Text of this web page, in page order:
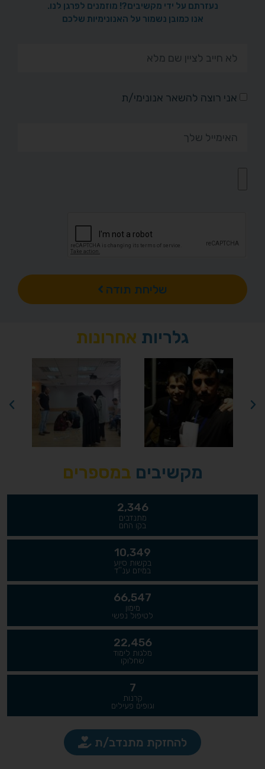
נעזרתם על ידי מקשיבים?! מוזמנים לפרגן לנו.
אנו כמובן נשמור על האנונימיות שלכם
אני רוצה להשאר אנונימי/ת
שליחת תודה
גלריות אחרונות
מקשיבים במספרים
2,346
מתנדבים
בקו החם
10,349
בקשות סיוע
במיזם ענ''ד
66,547
מימון
לטיפול נפשי
22,456
מלגות לימוד
שחלוקו
7
קרנות
וגופים פעילים
להחזקת מתנדב/ת